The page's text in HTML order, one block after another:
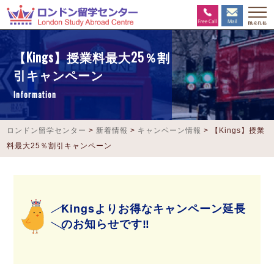
【Kings】授業料最大25％割
引キャンペーン
Information
ロンドン留学センター > 新着情報 > キャンペーン情報 >
【Kings】授業
料最大25％割引キャンペーン
Kingsよりお得なキャンペーン延長
のお知らせです‼